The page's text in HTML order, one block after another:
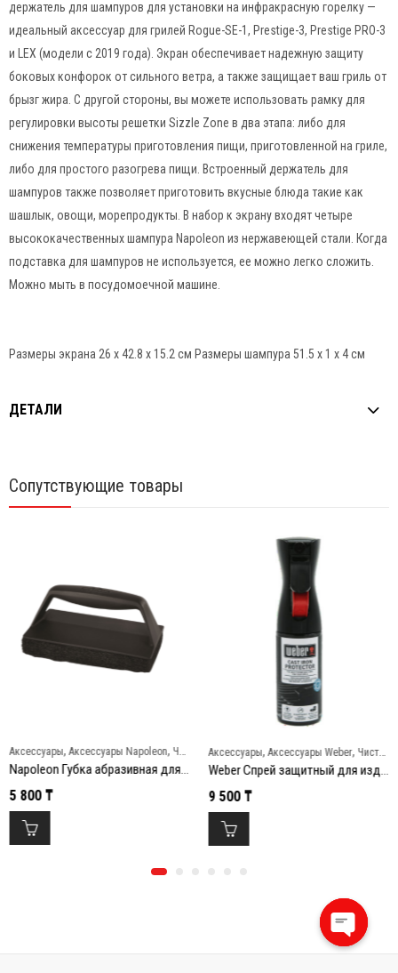
держатель для шампуров для установки на инфракрасную горелку —
идеальный аксессуар для грилей Rogue-SE-1, Prestige-3, Prestige PRO-3
и LEX (модели с 2019 года). Экран обеспечивает надежную защиту
боковых конфорок от сильного ветра, а также защищает ваш гриль от
брызг жира. С другой стороны, вы можете использовать рамку для
регулировки высоты решетки Sizzle Zone в два этапа: либо для
снижения температуры приготовления пищи, приготовленной на гриле,
либо для простого разогрева пищи. Встроенный держатель для
шампуров также позволяет приготовить вкусные блюда такие как
шашлык, овощи, морепродукты. В набор к экрану входят четыре
высококачественных шампура Napoleon из нержавеющей стали. Когда
подставка для шампуров не используется, ее можно легко сложить.
Можно мыть в посудомоечной машине.
Размеры экрана 26 х 42.8 х 15.2 см Размеры шампура 51.5 х 1 х 4 см
ДЕТАЛИ
Сопутствующие товары
Аксессуары, Аксессуары Napoleon, Чистка и уход
Napoleon Губка абразивная для чистки решеток гриля
5 800 ₸
Аксессуары, Аксессуары Weber, Чистка и уход
Weber Спрей защитный для изделий из чугуна
9 500 ₸
Open